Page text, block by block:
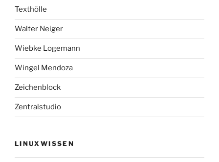
Texthölle
Walter Neiger
Wiebke Logemann
Wingel Mendoza
Zeichenblock
Zentralstudio
LINUXWISSEN